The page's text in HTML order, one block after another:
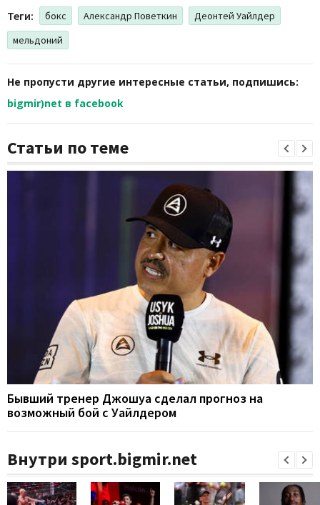
Теги: бокс Александр Поветкин
Деонтей Уайлдер
мельдоний
Не пропусти другие интересные статьи, подпишись:
bigmir)net в facebook
Статьи по теме
Бывший тренер Джошуа сделал прогноз на
возможный бой с Уайлдером
Внутри sport.bigmir.net